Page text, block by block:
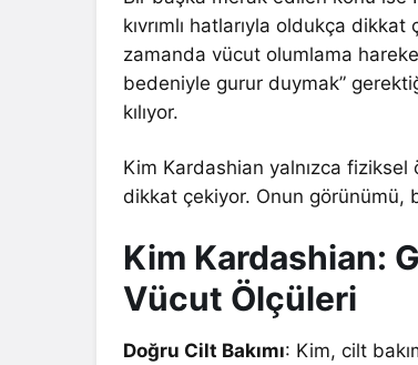
kıvrımlı hatlarıyla oldukça
zamanda vücut olumlama
bedeniyle gurur duymak”
kılıyor.
Kim Kardashian yalnızca
dikkat çekiyor. Onun görünümü,
Kim Kardashian:
Vücut Ölçüleri
Doğru Cilt Bakımı: Kim, cilt